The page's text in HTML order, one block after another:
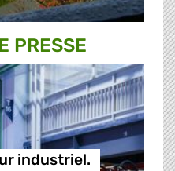
PRESSE
industriel.